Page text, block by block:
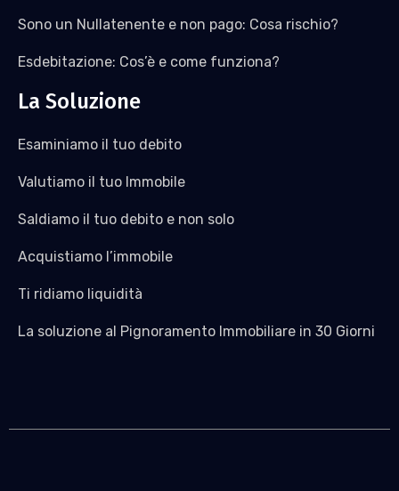
Sono un Nullatenente e non pago: Cosa rischio?
Esdebitazione: Cos’è e come funziona?
La Soluzione
Esaminiamo il tuo debito
Valutiamo il tuo Immobile
Saldiamo il tuo debito e non solo
Acquistiamo l’immobile
Ti ridiamo liquidità
La soluzione al Pignoramento Immobiliare in 30 Giorni